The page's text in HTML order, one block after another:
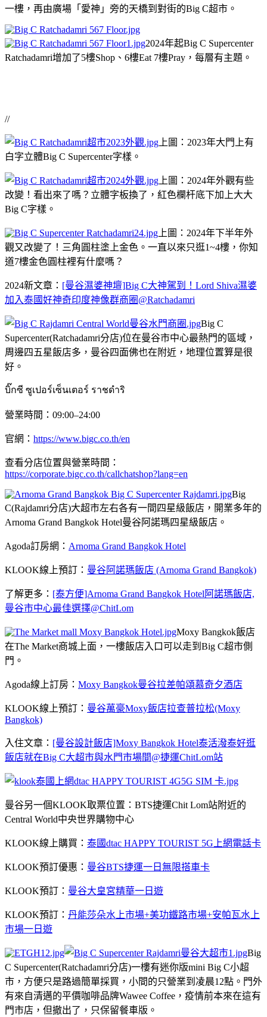
一樓，再由廣場「愛神」旁的天橋到對街的Big C超市。
2024年起Big C Supercenter
Ratchadamri增加了5樓Shop、6樓Eat 7樓Pray，每層有主題。
//
上圖：2023年大門上有
白字立體Big C Supercenter字樣。
上圖：2024年外觀有些
改變！看出來了嗎？立體字板換了，紅色欄杆底下加上大大
Big C字樣。
上圖：2024年下半年外
觀又改變了！三角圓柱塗上金色。一直以來只逛1~4樓，你知
道7樓金色圓柱裡有什麼嗎？
2024新文章： [曼谷濕婆神壇]Big C大神駕到！Lord Shiva濕婆
加入泰國好神奇印度神像群商圈@Ratchadamri
Big C
Supercenter(Ratchadamri分店)位在曼谷市中心最熱門的區域，
周邊四五星飯店多，曼谷四面佛也在附近，地理位置算是很
好。
บิ๊กซี ซูเปอร์เซ็นเตอร์ ราชดำริ
營業時間：09:00–24:00
官網： https://www.bigc.co.th/en
查看分店位置與營業時間：
https://corporate.bigc.co.th/callchatshop?lang=en
Big
C(Rajdamri分店)大超市左右各有一間四星級飯店，開業多年的
Arnoma Grand Bangkok Hotel曼谷阿諾瑪四星級飯店。
Agoda訂房網： Arnoma Grand Bangkok Hotel
KLOOK線上預訂： 曼谷阿諾瑪飯店 (Arnoma Grand Bangkok)
了解更多： [泰方便]Arnoma Grand Bangkok Hotel阿諾瑪飯店,
曼谷市中心最佳選擇@ChitLom
Moxy Bangkok飯店
在The Market商城上面，一樓飯店入口可以走到Big C超市側
門。
Agoda線上訂房： Moxy Bangkok曼谷拉差帕頌慕奇夕酒店
KLOOK線上預訂： 曼谷萬豪Moxy飯店拉查普拉松(Moxy
Bangkok)
入住文章： [曼谷設計飯店]Moxy Bangkok Hotel泰活潑泰好逛
飯店就在Big C大超市與水門市場間@捷運ChitLom站
曼谷另一個KLOOK取票位置：BTS捷運Chit Lom站附近的
Central World中央世界購物中心
KLOOK線上購買： 泰國dtac HAPPY TOURIST 5G上網電話卡
KLOOK預訂優惠： 曼谷BTS捷運一日無限搭車卡
KLOOK預訂： 曼谷大皇宮精華一日遊
KLOOK預訂： 丹能莎朵水上市場+美功鐵路市場+安帕瓦水上
市場一日遊
Big
C Supercenter(Ratchadamri分店)一樓有迷你版mini Big C小超
市，方便只是路過簡單採買，小間的只營業到凌晨12點。門外
有來自清邁的平價咖啡品牌Wawee Coffee，疫情前本來在這有
門市店，但撤出了，只保留餐車版。